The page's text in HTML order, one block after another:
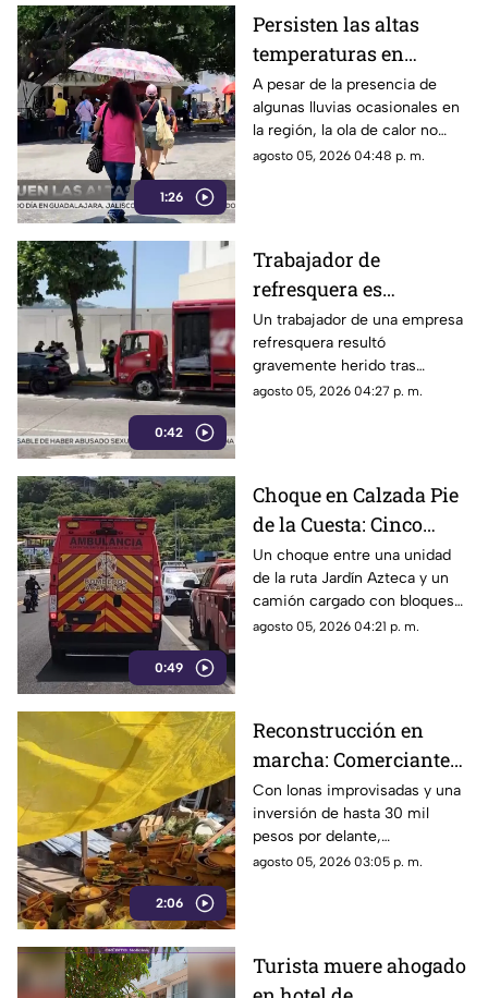
vía pública.
1:26
Persisten las altas
temperaturas en
Guerrero por efecto de
la canícula
A pesar de la presencia de
algunas lluvias ocasionales en
la región, la ola de calor no
cede en el estado de Guerrero.
agosto 05, 2026 04:48 p. m.
0:42
Trabajador de
refresquera es
atropellado en la
Costera Miguel Alemán
Un trabajador de una empresa
refresquera resultó
gravemente herido tras
resbalar de su camión y ser
agosto 05, 2026 04:27 p. m.
0:49
Choque en Calzada Pie
de la Cuesta: Cinco
lesionados tras
impacto entre combi y
camión de carga
Un choque entre una unidad
de la ruta Jardín Azteca y un
camión cargado con bloques
de concreto movilizó a los
agosto 05, 2026 04:21 p. m.
2:06
Reconstrucción en
marcha: Comerciantes
del Mercado Central de
Acapulco se levantan
tras la explosión
Con lonas improvisadas y una
inversión de hasta 30 mil
pesos por delante,
comerciantes del Mercado
agosto 05, 2026 03:05 p. m.
Turista muere ahogado